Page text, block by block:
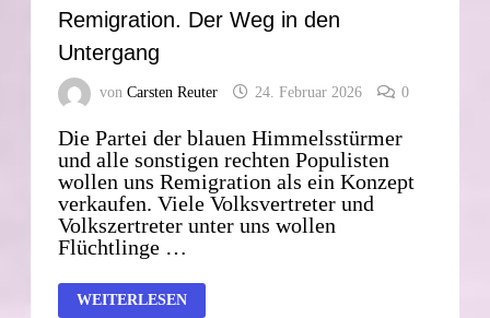
Remigration. Der Weg in den
Untergang
vonCarsten Reuter 24. Februar 2026 0
Die Partei der blauen Himmelsstürmer
und alle sonstigen rechten Populisten
wollen uns Remigration als ein Konzept
verkaufen. Viele Volksvertreter und
Volkszertreter unter uns wollen
Flüchtlinge …
REMIGRATION.
DER
WEITERLESEN